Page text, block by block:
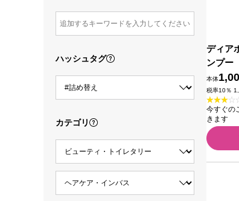
ハッシュタグ
カテゴリ
ディア
ンプー
替用１
ラシエ
本体
税率10％
今すぐの
きます